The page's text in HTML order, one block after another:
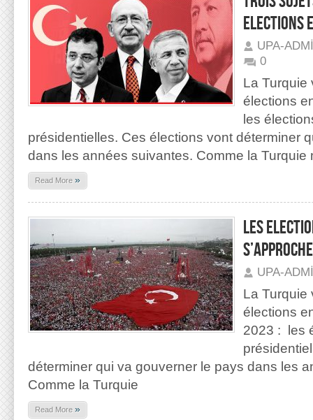
ELECTIONS
UPA-
0
La Turquie
élections
les
présidentielles. Ces élections vont déterminer
dans les années suivantes. Comme la Turquie
Read More »
LES
UPA-
La Turquie
élections
2023 : les
déterminer qui va gouverner le pays dans les
Comme la Turquie
Read More »